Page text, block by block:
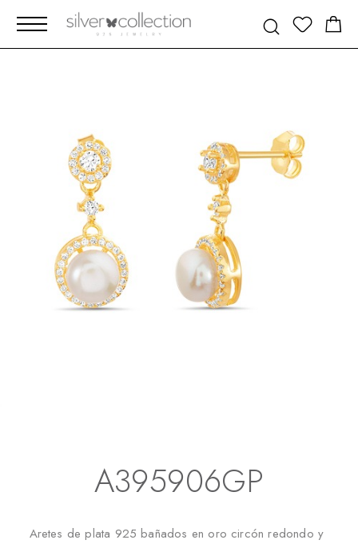
A395906GP
Aretes de plata 925 bañados en oro circón redondo y